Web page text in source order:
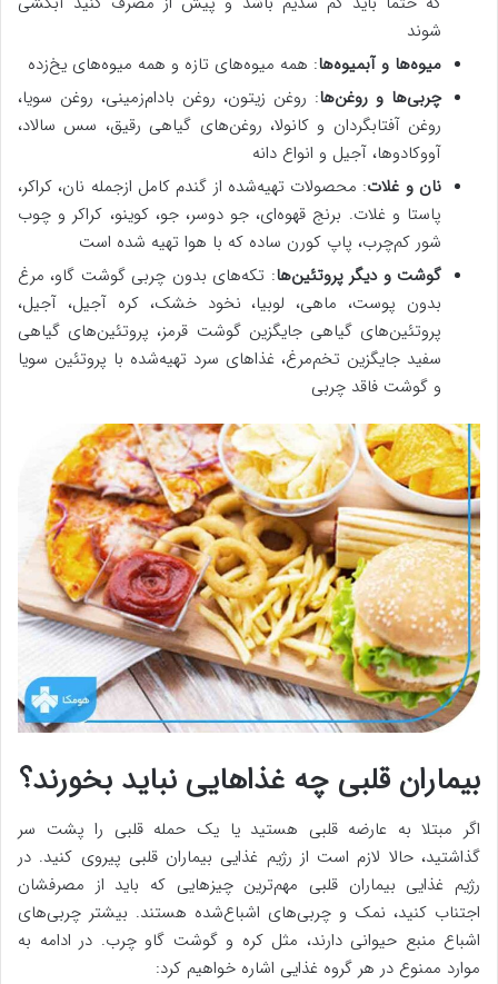
شوند
میوه‌ها و آبمیوه‌ها: همه میوه‌های تازه و همه میوه‌های یخ‌زده
چربی‌ها و روغن‌ها: روغن زیتون، روغن بادام‌زمینی، روغن سویا،
روغن آفتابگردان و کانولا، روغن‌های گیاهی رقیق، سس سالاد،
آووکادو‌ها، آجیل و انواع دانه
نان و غلات: محصولات تهیه‌شده از گندم کامل ازجمله نان، کراکر،
پاستا و غلات. برنج قهوه‌ای، جو دوسر، جو، کوینو، کراکر و چوب
شور کم‌چرب، پاپ کورن ساده که با هوا تهیه شده است
گوشت و دیگر پروتئین‌ها: تکه‌های بدون چربی گوشت گاو، مرغ
بدون پوست، ماهی، لوبیا، نخود خشک، کره آجیل، آجیل،
پروتئین‌های گیاهی جایگزین گوشت قرمز، پروتئین‌های گیاهی
سفید جایگزین تخم‌مرغ، غذاهای سرد تهیه‌شده با پروتئین سویا
و گوشت فاقد چربی
بیماران قلبی چه غذاهایی نباید بخورند؟
اگر مبتلا به عارضه قلبی هستید یا یک حمله قلبی را پشت سر
گذاشتید، حالا لازم است از رژیم غذایی بیماران قلبی پیروی کنید. در
رژیم غذایی بیماران قلبی مهم‌ترین چیزهایی که باید از مصرفشان
اجتناب کنید، نمک و چربی‌های اشباع‌شده هستند. بیشتر چربی‌های
اشباع منبع حیوانی دارند، مثل کره و گوشت گاو چرب. در ادامه به
موارد ممنوع در هر گروه غذایی اشاره خواهیم کرد: